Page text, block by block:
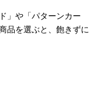
」や「パターンカー
品を選ぶと、飽きずに